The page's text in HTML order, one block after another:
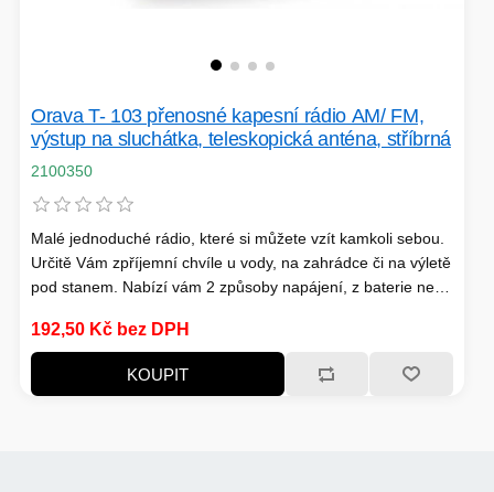
Orava T- 103 přenosné kapesní rádio AM/ FM,
výstup na sluchátka, teleskopická anténa, stříbrná
2100350
Malé jednoduché rádio, které si můžete vzít kamkoli sebou.
Určitě Vám zpříjemní chvíle u vody, na zahrádce či na výletě
pod stanem. Nabízí vám 2 způsoby napájení, z baterie nebo
chytání signálu má teleskopickou anténu.
192,50 Kč bez DPH
KOUPIT